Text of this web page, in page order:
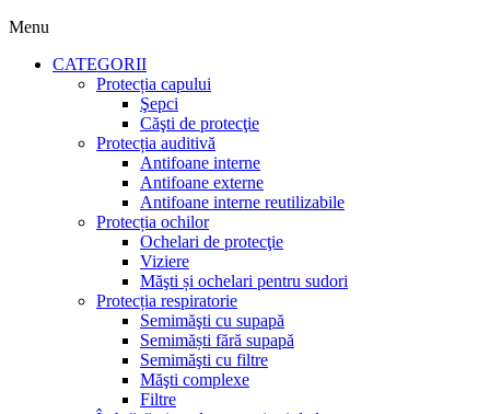
Menu
CATEGORII
Protecția capului
Şepci
Căşti de protecţie
Protecția auditivă
Antifoane interne
Antifoane externe
Antifoane interne reutilizabile
Protecția ochilor
Ochelari de protecţie
Viziere
Măşti și ochelari pentru sudori
Protecția respiratorie
Semimăşti cu supapă
Semimăști fără supapă
Semimăşti cu filtre
Măşti complexe
Filtre